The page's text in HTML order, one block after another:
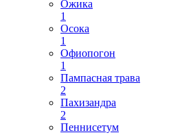
Ожика
1
Осока
1
Офиопогон
1
Пампасная трава
2
Пахизандра
2
Пеннисетум